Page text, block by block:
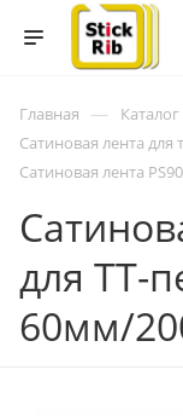
Главная — Каталог
Сатиновая лента
Сатиновая лента
для ТТ-
60мм/